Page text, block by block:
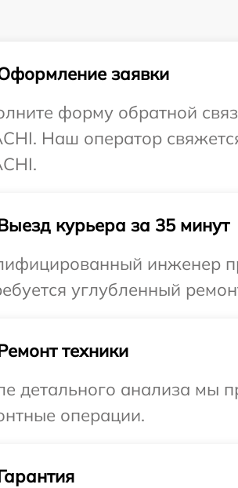
заявки
форму обратной
Наш оператор
курьера за 35 минут
инженер
углубленный
техники
детального анализа мы
операции.